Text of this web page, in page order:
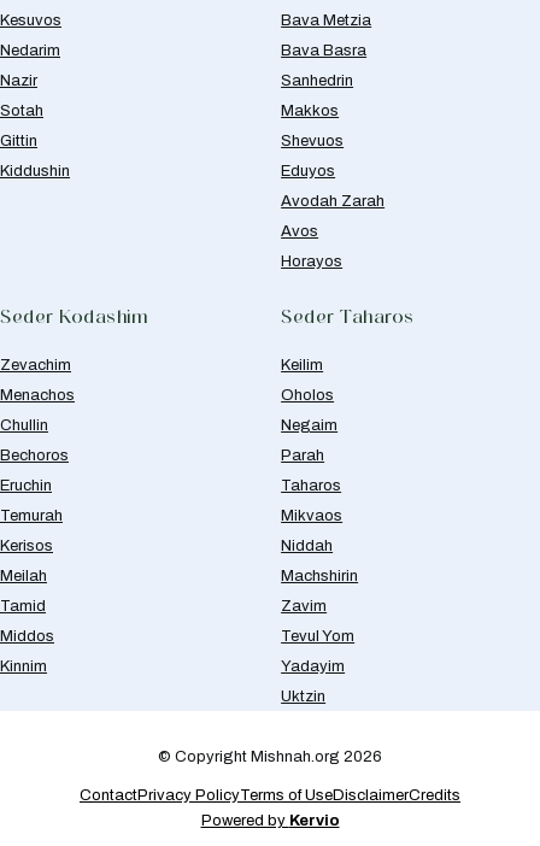
Kesuvos
Nedarim
Nazir
Sotah
Gittin
Kiddushin
Bava Metzia
Bava Basra
Sanhedrin
Makkos
Shevuos
Eduyos
Avodah Zarah
Avos
Horayos
Seder Kodashim
Zevachim
Menachos
Chullin
Bechoros
Eruchin
Temurah
Kerisos
Meilah
Tamid
Middos
Kinnim
Seder Taharos
Keilim
Oholos
Negaim
Parah
Taharos
Mikvaos
Niddah
Machshirin
Zavim
Tevul Yom
Yadayim
Uktzin
© Copyright Mishnah.org 2026
ContactPrivacy PolicyTerms of UseDisclaimerCredits
Powered by Kervio